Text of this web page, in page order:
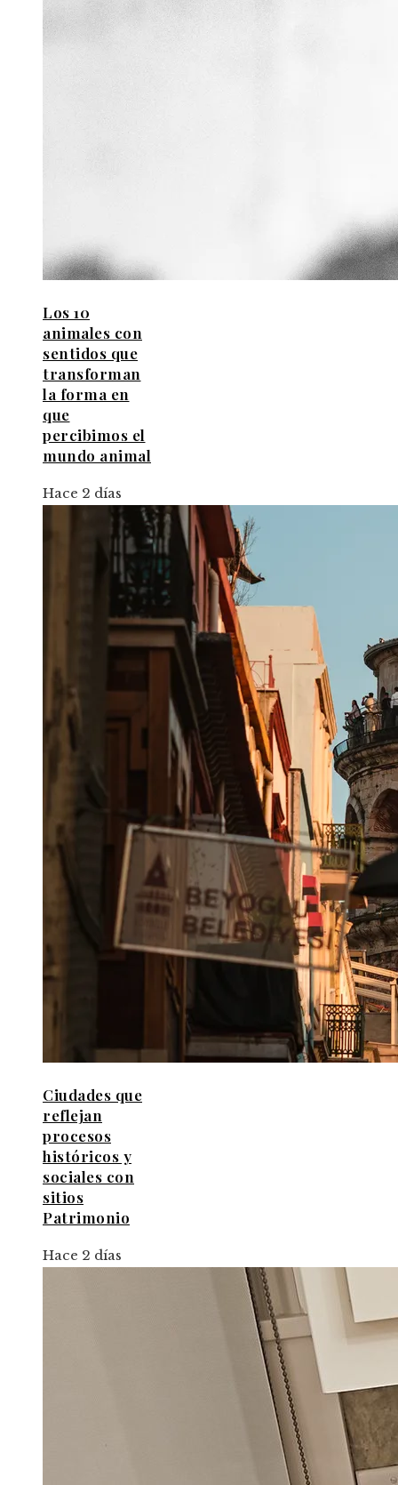
Los 10
animales con
sentidos que
transforman
la forma en
que
percibimos el
mundo animal
Hace 2 días
Ciudades que
reflejan
procesos
históricos y
sociales con
sitios
Patrimonio
Hace 2 días